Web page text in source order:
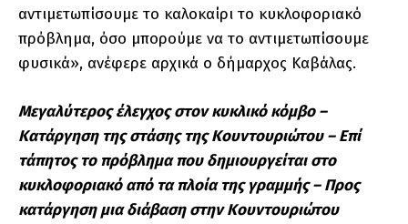
αντιμετωπίσουμε το καλοκαίρι το κυκλοφοριακό
πρόβλημα, όσο μπορούμε να το αντιμετωπίσουμε
φυσικά», ανέφερε αρχικά ο δήμαρχος Καβάλας.
Μεγαλύτερος έλεγχος στον κυκλικό κόμβο –
Κατάργηση της στάσης της Κουντουριώτου – Επί
τάπητος το πρόβλημα που δημιουργείται στο
κυκλοφοριακό από τα πλοία της γραμμής – Προς
κατάργηση μια διάβαση στην Κουντουριώτου